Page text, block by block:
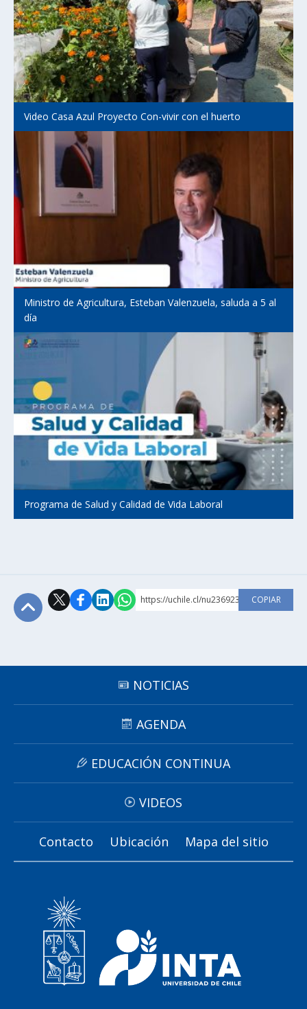
Video Casa Azul Proyecto Con-vivir con el huerto
Ministro de Agricultura, Esteban Valenzuela, saluda a 5 al
día
Programa de Salud y Calidad de Vida Laboral
https://uchile.cl/nu236923 COPIAR
NOTICIAS
AGENDA
EDUCACIÓN CONTINUA
VIDEOS
Contacto Ubicación Mapa del sitio